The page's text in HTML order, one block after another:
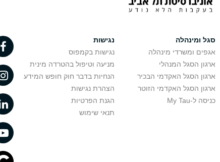
סגל ומינהלה
אגפים ומשרדי מינהלה
ארגון הסגל המנהלי
ארגון הסגל האקדמי הבכיר
ארגון הסגל האקדמי הזוטר
כניסה ל-My Tau
נגישות
נגישות בקמפוס
מניעה וטיפול בהטרדה מינית
הנחיות בדבר חוק חופש המידע
הצהרת נגישות
הגנת הפרטיות
תנאי שימוש